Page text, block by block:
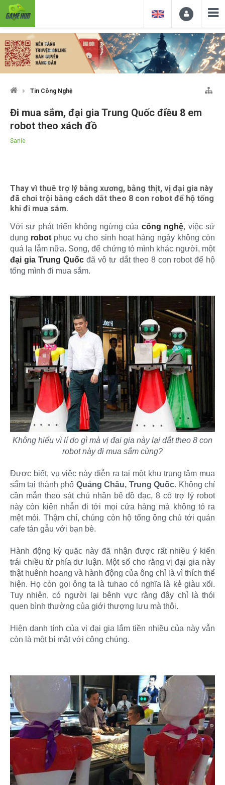
Tin Công Nghệ
Đi mua sắm, đại gia Trung Quốc điều 8 em
robot theo xách đồ
Sanie
Thay vì thuê trợ lý bằng xương, bằng thịt, vị đại gia này
đã chơi trội bằng cách dắt theo 8 con robot để hộ tống
khi đi mua sắm.
Với sự phát triển không ngừng của công nghệ, việc sử
dụng robot phục vụ cho sinh hoạt hàng ngày không còn
quá lạ lẫm nữa. Song, để chứng tỏ mình khác người, một
đại gia Trung Quốc đã vô tư dắt theo 8 con robot để hộ
tống mình đi mua sắm.
Không hiểu vì lí do gì mà vị đại gia này lại dắt theo 8 con
robot này đi mua sắm cùng?
Được biết, vụ việc này diễn ra tại một khu trung tâm mua
sắm tại thành phố Quảng Châu, Trung Quốc. Không chỉ
cần mẫn theo sát chủ nhân bê đồ đạc, 8 cô trợ lý robot
này còn kiên nhẫn đi tới mọi cửa hàng mà không tỏ ra
mệt mỏi. Thậm chí, chúng còn hộ tống ông chủ tới quán
cafe tán gẫu với bạn bè.
Hành động kỳ quặc này đã nhận được rất nhiều ý kiến
trái chiều từ phía dư luận. Một số cho rằng vị đại gia này
thật huênh hoang và hành động của ông chỉ là vì thích thể
hiện. Họ còn gọi ông ta là tuhao có nghĩa là kẻ giàu xổi.
Tuy nhiên, có người lại bênh vực rằng đây chỉ là thói
quen bình thường của giới thượng lưu mà thôi.
Hiện danh tính của vị đại gia lắm tiền nhiều của này vẫn
còn là một bí mật với công chúng.